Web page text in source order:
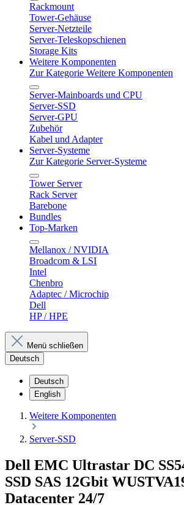
Rackmount
Tower-Gehäuse
Server-Netzteile
Server-Teleskopschienen
Storage Kits
Weitere Komponenten
Zur Kategorie Weitere Komponenten
Server-Mainboards und CPU
Server-SSD
Server-GPU
Zubehör
Kabel und Adapter
Server-Systeme
Zur Kategorie Server-Systeme
Tower Server
Rack Server
Barebone
Bundles
Top-Marken
Mellanox / NVIDIA
Broadcom & LSI
Intel
Chenbro
Adaptec / Microchip
Dell
HP / HPE
Menü schließen
Deutsch
Deutsch
English
Weitere Komponenten
Server-SSD
Dell EMC Ultrastar DC
SSD SAS 12Gbit
Datacenter 24/7